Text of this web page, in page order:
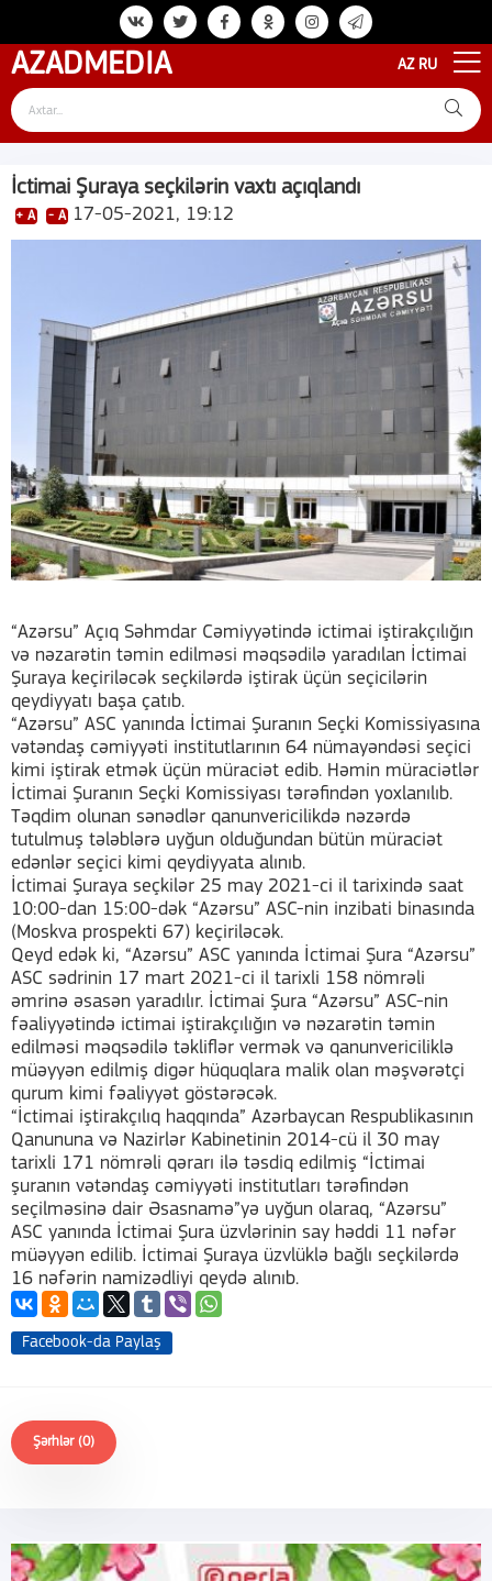
AZADMEDIA AZ RU
İctimai Şuraya seçkilərin vaxtı açıqlandı
+ A - A 17-05-2021, 19:12
“Azərsu” Açıq Səhmdar Cəmiyyətində ictimai iştirakçılığın
və nəzarətin təmin edilməsi məqsədilə yaradılan İctimai
Şuraya keçiriləcək seçkilərdə iştirak üçün seçicilərin
qeydiyyatı başa çatıb.
“Azərsu” ASC yanında İctimai Şuranın Seçki Komissiyasına
vətəndaş cəmiyyəti institutlarının 64 nümayəndəsi seçici
kimi iştirak etmək üçün müraciət edib. Həmin müraciətlər
İctimai Şuranın Seçki Komissiyası tərəfindən yoxlanılıb.
Təqdim olunan sənədlər qanunvericilikdə nəzərdə
tutulmuş tələblərə uyğun olduğundan bütün müraciət
edənlər seçici kimi qeydiyyata alınıb.
İctimai Şuraya seçkilər 25 may 2021-ci il tarixində saat
10:00-dan 15:00-dək “Azərsu” ASC-nin inzibati binasında
(Moskva prospekti 67) keçiriləcək.
Qeyd edək ki, “Azərsu” ASC yanında İctimai Şura “Azərsu”
ASC sədrinin 17 mart 2021-ci il tarixli 158 nömrəli
əmrinə əsasən yaradılır. İctimai Şura “Azərsu” ASC-nin
fəaliyyətində ictimai iştirakçılığın və nəzarətin təmin
edilməsi məqsədilə təkliflər vermək və qanunvericiliklə
müəyyən edilmiş digər hüquqlara malik olan məşvərətçi
qurum kimi fəaliyyət göstərəcək.
“İctimai iştirakçılıq haqqında” Azərbaycan Respublikasının
Qanununa və Nazirlər Kabinetinin 2014-cü il 30 may
tarixli 171 nömrəli qərarı ilə təsdiq edilmiş “İctimai
şuranın vətəndaş cəmiyyəti institutları tərəfindən
seçilməsinə dair Əsasnamə”yə uyğun olaraq, “Azərsu”
ASC yanında İctimai Şura üzvlərinin say həddi 11 nəfər
müəyyən edilib. İctimai Şuraya üzvlüklə bağlı seçkilərdə
16 nəfərin namizədliyi qeydə alınıb.
Facebook-da Paylaş
Şərhlər (0)